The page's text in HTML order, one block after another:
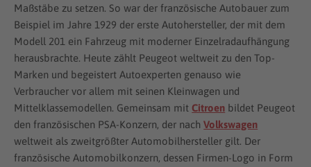
Maßstäbe zu setzen. So war der französische Autobauer zum
Beispiel im Jahre 1929 der erste Autohersteller, der mit dem
Modell 201 ein Fahrzeug mit moderner Einzelradaufhängung
herausbrachte. Heute zählt Peugeot weltweit zu den Top-
Marken und begeistert Autoexperten genauso wie
Verbraucher vor allem mit seinen Kleinwagen und
Mittelklassemodellen. Gemeinsam mit Citroen bildet Peugeot
den französischen PSA-Konzern, der nachVolkswagen
weltweit als zweitgrößter Automobilhersteller gilt. Der
französische Automobilkonzern, dessen Firmen-Logo in Form